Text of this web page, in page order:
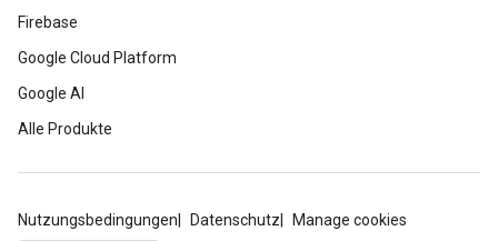
Firebase
Google Cloud Platform
Google AI
Alle Produkte
Nutzungsbedingungen Datenschutz Manage cookies